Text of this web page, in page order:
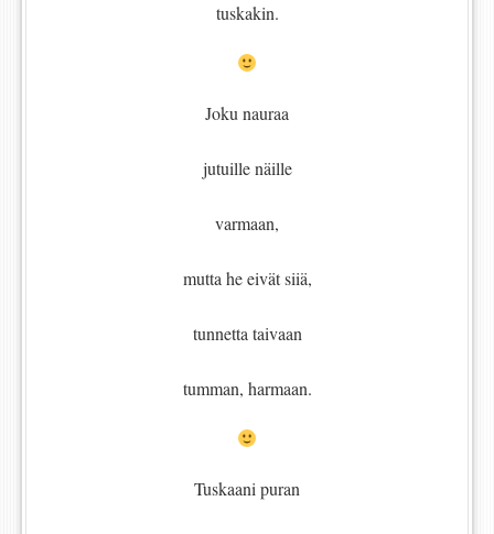
tuskakin.
Joku nauraa
jutuille näille
varmaan,
mutta he eivät siiä,
tunnetta taivaan
tumman, harmaan.
Tuskaani puran